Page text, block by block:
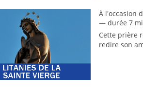
À l'occasion
— durée 7
Cette prière
redire son